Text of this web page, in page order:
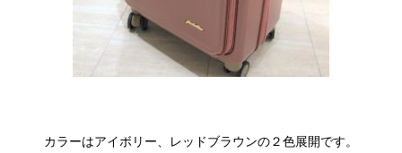
カラーはアイボリー、レッドブラウンの２色展開です。